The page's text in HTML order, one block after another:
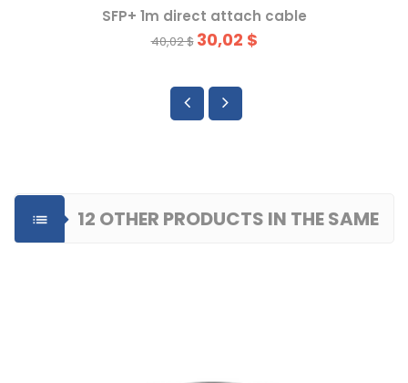
SFP+ 1m direct attach cable
40,02 $ 30,02 $

12 OTHER PRODUCTS IN THE SAME